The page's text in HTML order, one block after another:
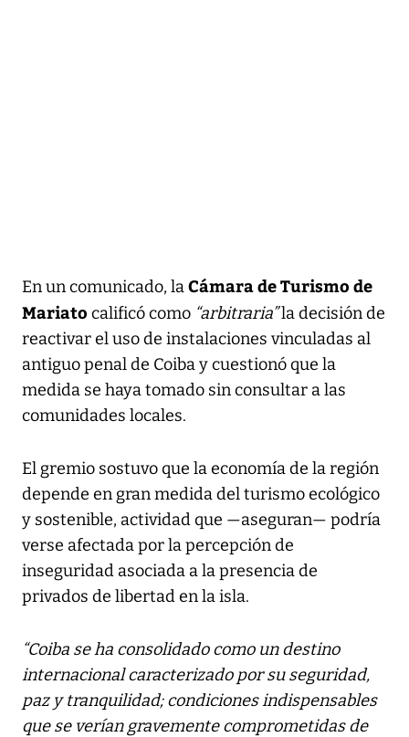
En un comunicado, laCámara de Turismo de
Mariato calificó como “arbitraria”la decisión de
reactivar el uso de instalaciones vinculadas al
antiguo penal de Coiba y cuestionó que la
medida se haya tomado sin consultar a las
comunidades locales.
El gremio sostuvo que la economía de la región
depende en gran medida del turismo ecológico
y sostenible, actividad que —aseguran— podría
verse afectada por la percepción de
inseguridad asociada a la presencia de
privados de libertad en la isla.
“Coiba se ha consolidado como un destino
internacional caracterizado por su seguridad,
paz y tranquilidad; condiciones indispensables
que se verían gravemente comprometidas de